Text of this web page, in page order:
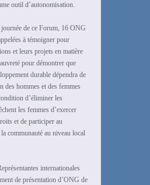
outil d’autonomisation.
de ce Forum, 16 ONG
à témoigner pour
et leurs projets en matière
pour démontrer que
durable dépendra de
des hommes et des femmes
d’éliminer les
les femmes d’exercer
et de participer au
communauté au niveau local
internationales
de présentation d’ONG de